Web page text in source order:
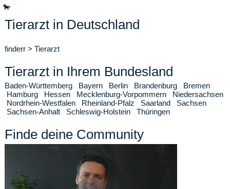
🐎
Tierarzt in Deutschland
finderr > Tierarzt
Tierarzt in Ihrem Bundesland
Baden-Württemberg Bayern Berlin Brandenburg
Bremen
Hamburg
Hessen Mecklenburg-Vorpommern
Niedersachsen
Nordrhein-Westfalen
Rheinland-Pfalz Saarland
Sachsen
Sachsen-Anhalt
Schleswig-Holstein Thüringen
Finde deine Community